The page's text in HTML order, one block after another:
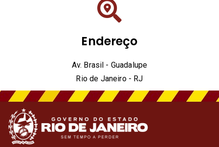
Endereço
Av. Brasil - Guadalupe
Rio de Janeiro - RJ